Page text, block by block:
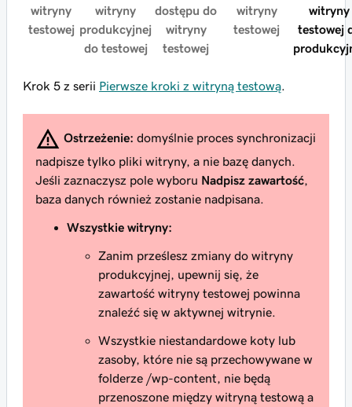
witryny
testowej
witryny
produkcyjnej
do testowej
dostępu do
witryny
testowej
witryny
testowej
witryny
testowej
Krok 5 z serii Pierwsze kroki z witryną testową
Ostrzeżenie: domyślnie proces synchronizacji
nadpisze tylko pliki witryny, a nie bazę danych.
Jeśli zaznaczysz pole wyboru Nadpisz zawartość
baza danych również zostanie nadpisana.
Wszystkie witryny:
Zanim prześlesz zmiany do witryny
produkcyjnej, upewnij się, że
zawartość witryny testowej powinna
znaleźć się w aktywnej witrynie.
Wszystkie niestandardowe koty lub
zasoby, które nie są przechowywane w
folderze /wp-content, nie będą
przenoszone między witryną testową a